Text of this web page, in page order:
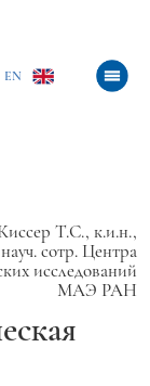
EN
Т.С., к.и.н.,
сотр. Центра
исследований
МАЭ РАН